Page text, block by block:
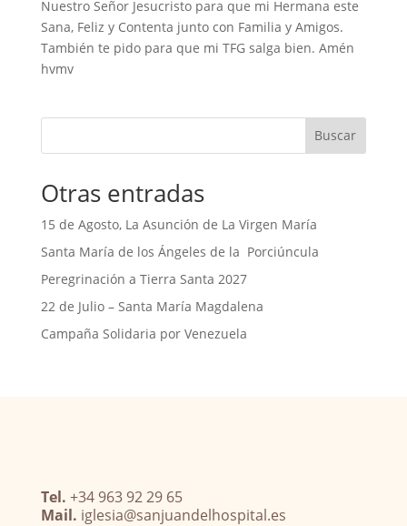
Nuestro Señor Jesucristo para que mi Hermana este
Sana, Feliz y Contenta junto con Familia y Amigos.
También te pido para que mi TFG salga bien. Amén
hvmv
Buscar
Otras entradas
15 de Agosto, La Asunción de La Virgen María
Santa María de los Ángeles de la Porciúncula
Peregrinación a Tierra Santa 2027
22 de Julio – Santa María Magdalena
Campaña Solidaria por Venezuela
Tel. +34 963 92 29 65
Mail. iglesia@sanjuandelhospital.es